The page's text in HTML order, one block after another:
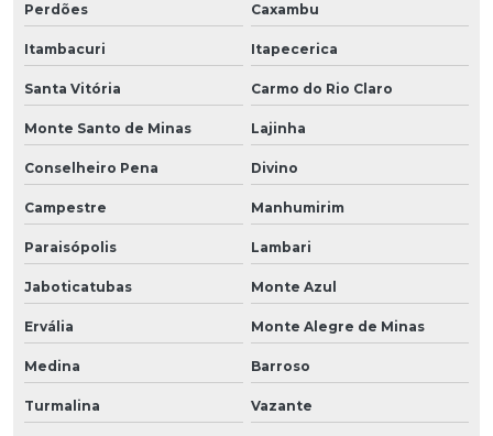
Perdões Caxambu
Itambacuri Itapecerica
Santa Vitória Carmo do Rio Claro
Monte Santo de Minas Lajinha
Conselheiro Pena Divino
Campestre Manhumirim
Paraisópolis Lambari
Jaboticatubas Monte Azul
Ervália Monte Alegre de Minas
Medina Barroso
Turmalina Vazante